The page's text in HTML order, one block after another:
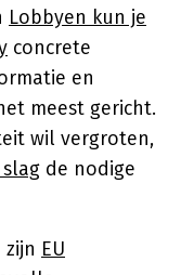
Lobbyen kun je
concrete
en
meest gericht.
wil vergroten,
de nodige
zijn EU